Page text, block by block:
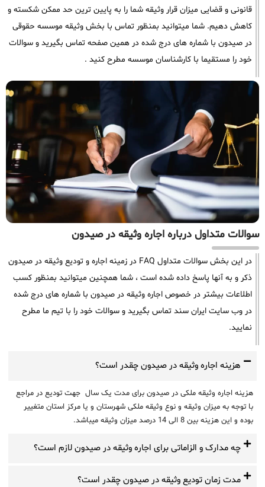
قانونی و قضایی میزان قرار وثیقه شما را به پایین ترین حد ممکن شکسته و
کاهش دهیم. شما میتوانید بمنظور تماس با بخش وثیقه موسسه حقوقی
در صیدون با شماره های درج شده در همین صفحه تماس بگیرید و سوالات
خود را مستقیما با کارشناسان موسسه مطرح کنید .
سوالات متداول درباره اجاره وثیقه در صیدون
در این بخش سوالات متداول FAQ در زمینه اجاره و تودیع وثیقه در صیدون
ذکر و به آنها پاسخ داده شده است ، شما همچنین میتوانید بمنظور کسب
اطلاعات بیشتر در خصوص اجاره وثیقه در صیدون با شماره های درج شده
در وب سایت ایران سند تماس بگیرید و سوالات خود را با تیم ما مطرح
نمایید.
هزینه اجاره وثیقه در صیدون چقدر است؟
هزینه اجاره وثیقه ملکی در صیدون برای مدت یک سال جهت تودیع در مراجع
با توجه به میزان وثیقه و نوع وثیقه ملکی شهرستان و یا مرکز استان متغییر
بوده و این هزینه بین 8 الی 14 درصد میزان وثیقه میباشد.
چه مدارک و الزاماتی برای اجاره وثیقه در صیدون لازم است؟
مدت زمان تودیع وثیقه در صیدون چقدر است؟